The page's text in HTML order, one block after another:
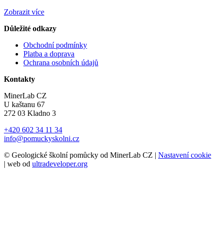
Zobrazit více
Důležité odkazy
Obchodní podmínky
Platba a doprava
Ochrana osobních údajů
Kontakty
MinerLab CZ
U kaštanu 67
272 03 Kladno 3
+420 602 34 11 34
info@pomuckyskolni.cz
© Geologické školní pomůcky od MinerLab CZ | Nastavení cookie
| web od ultradeveloper.org